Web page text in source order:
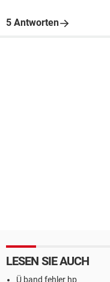
5 Antworten
LESEN SIE AUCH
Ü band fehler hp